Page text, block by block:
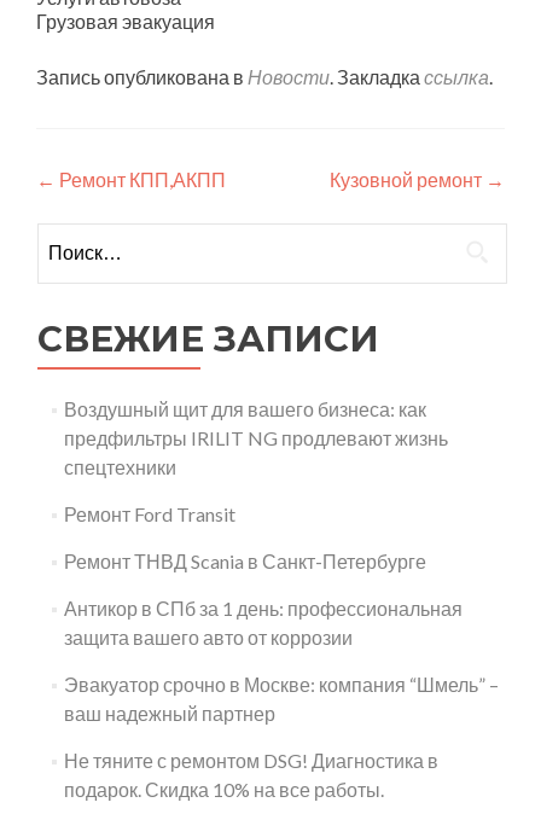
Грузовая эвакуация
Запись опубликована в Новости. Закладка ссылка.
Навигация
по
записям
← Ремонт КПП,АКПП Кузовной ремонт →
СВЕЖИЕ ЗАПИСИ
Воздушный щит для вашего бизнеса: как
предфильтры IRILIT NG продлевают жизнь
спецтехники
Ремонт Ford Transit
Ремонт ТНВД Scania в Санкт-Петербурге
Антикор в СПб за 1 день: профессиональная
защита вашего авто от коррозии
Эвакуатор срочно в Москве: компания “Шмель” –
ваш надежный партнер
Не тяните с ремонтом DSG! Диагностика в
подарок. Скидка 10% на все работы.